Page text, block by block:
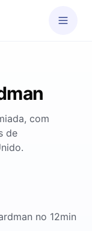
com
de
no 12min